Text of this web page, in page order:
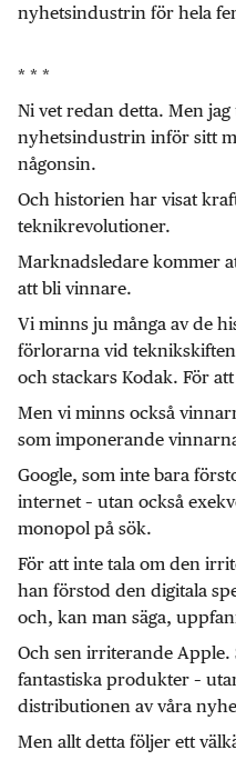
nyhetsindustrin för hela
* * *
Ni vet redan detta. Men
nyhetsindustrin inför sitt
någonsin.
Och historien har visat
teknikrevolutioner.
Marknadsledare kommer
att bli vinnare.
Vi minns ju många av de
förlorarna vid
och stackars Kodak. För
Men vi minns också
som imponerande
Google, som inte bara
internet – utan också
monopol på sök.
För att inte tala om den
han förstod den digitala
och, kan man säga,
Och sen irriterande Apple.
fantastiska produkter –
distributionen av våra
Men allt detta följer ett